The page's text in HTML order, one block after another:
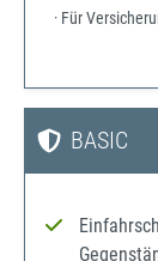
· Für
BASIC